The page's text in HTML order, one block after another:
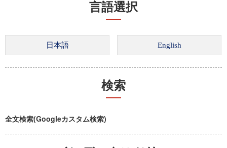
言語選択
検索
全文検索(Googleカスタム検索)